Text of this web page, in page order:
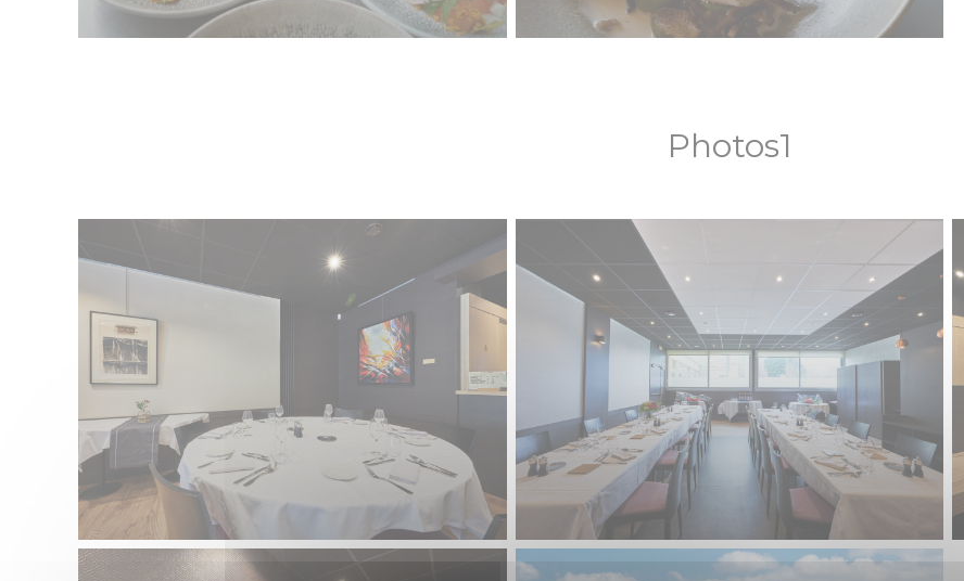
Photos1